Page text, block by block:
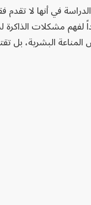
في أنها لا تقدم
لفهم مشكلات
البشرية، بل